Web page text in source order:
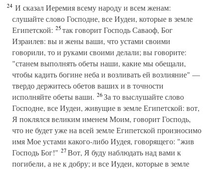
24 И сказал Иеремия всему народу и всем женам:
слушайте слово Господне, все Иудеи, которые в земле
Египетской: 25так говорит Господь Саваоф, Бог
Израилев: вы и жены ваши, что устами своими
говорили, то и руками своими делали; вы говорите:
"станем выполнять обеты наши, какие мы обещали,
чтобы кадить богине неба и возливать ей возлияние" —
твердо держитесь обетов ваших и в точности
исполняйте обеты ваши. 26За то выслушайте слово
Господне, все Иудеи, живущие в земле Египетской: вот,
Я поклялся великим именем Моим, говорит Господь,
что не будет уже на всей земле Египетской произносимо
имя Мое устами какого-либо Иудея, говорящего: "жив
Господь Бог!" 27Вот, Я буду наблюдать над вами к
погибели, а не к добру; и все Иудеи, которые в земле